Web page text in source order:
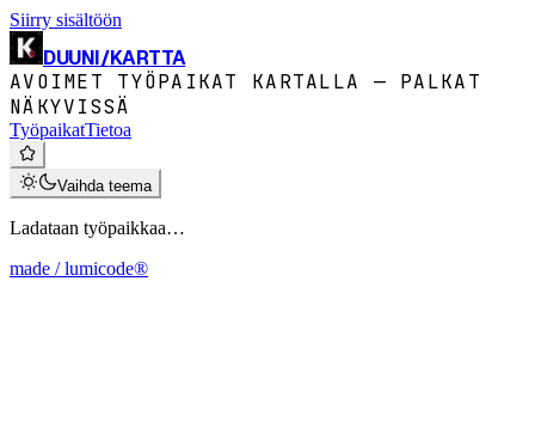
Siirry sisältöön
DUUNI/KARTTA
AVOIMET TYÖPAIKAT KARTALLA — PALKAT
NÄKYVISSÄ
TyöpaikatTietoa
Vaihda teema
Ladataan työpaikkaa…
made / lumicode®